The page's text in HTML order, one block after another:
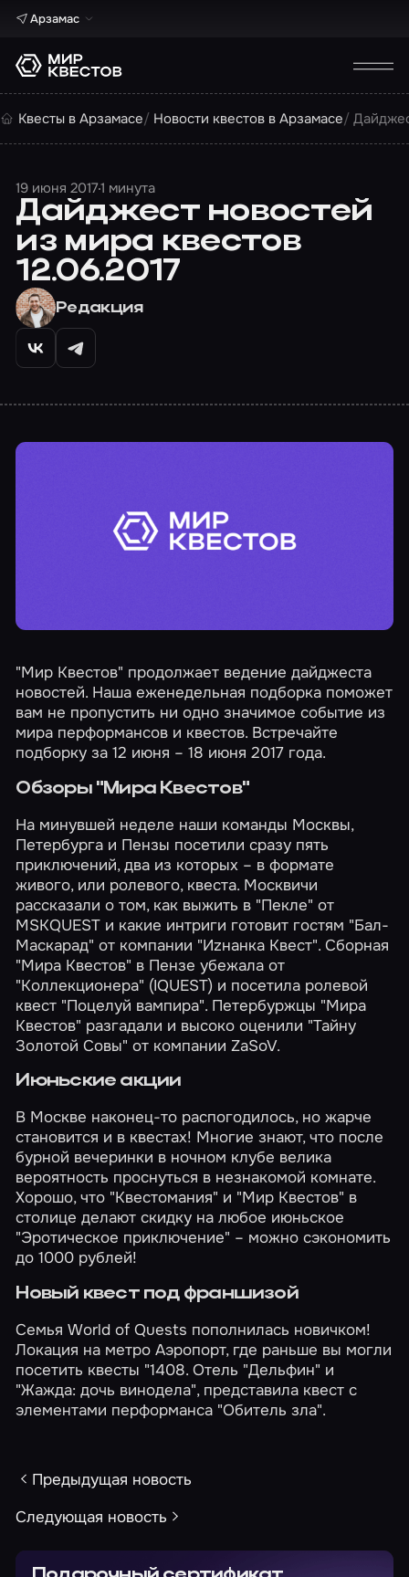
Арзамас
Квесты в Арзамасе Новости квестов в Арзамасе
19 июня 20171 минута
Дайджест новостей
из мира квестов
12.06.2017
Редакция
"Мир Квестов" продолжает ведение дайджеста
новостей. Наша еженедельная подборка поможет
вам не пропустить ни одно значимое событие из
мира перформансов и квестов. Встречайте
подборку за 12 июня – 18 июня 2017 года.
Обзоры "Мира Квестов"
На минувшей неделе наши команды Москвы,
Петербурга и Пензы посетили сразу пять
приключений, два из которых – в формате
живого, или ролевого, квеста. Москвичи
рассказали о том, как выжить в "Пекле" от
MSKQUEST и какие интриги готовит гостям "Бал-
Маскарад" от компании "Иzнанка Квест". Сборная
"Мира Квестов" в Пензе убежала от
"Коллекционера" (IQUEST) и посетила ролевой
квест "Поцелуй вампира". Петербуржцы "Мира
Квестов" разгадали и высоко оценили "Тайну
Золотой Совы" от компании ZaSoV.
Июньские акции
В Москве наконец-то распогодилось, но жарче
становится и в квестах! Многие знают, что после
бурной вечеринки в ночном клубе велика
вероятность проснуться в незнакомой комнате.
Хорошо, что "Квестомания" и "Мир Квестов" в
столице делают скидку на любое июньское
"Эротическое приключение" – можно сэкономить
до 1000 рублей!
Новый квест под франшизой
Семья World of Quests пополнилась новичком!
Локация на метро Аэропорт, где раньше вы могли
посетить квесты "1408. Отель "Дельфин" и
"Жажда: дочь винодела", представила квест с
элементами перформанса "Обитель зла".
Предыдущая новость
Следующая новость